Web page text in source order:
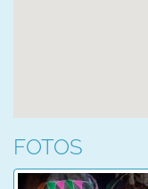
FOTOS